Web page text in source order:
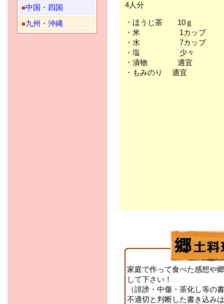
■中国・四国
■九州・沖縄
4人分
・ほうじ茶 10ｇ
・米 1カップ
・水 7カップ
・塩 少々
・漬物 適宜
・もみのり 適宜
家庭で作って食べた感想や
して下さい！
（誹謗・中傷・茶化し等の
不適切と判断した書き込み